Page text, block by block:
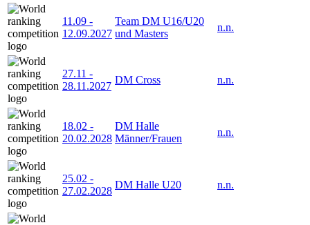
11.09 -
12.09.2027
Team DM U16/U20
und Masters
n.n.
27.11 -
28.11.2027
DM Cross n.n.
18.02 -
20.02.2028
DM Halle
Männer/Frauen
n.n.
25.02 -
27.02.2028
DM Halle U20 n.n.